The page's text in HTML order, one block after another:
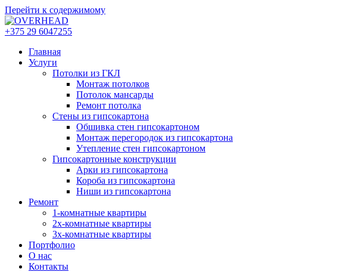
Перейти к содержимому
+375 29 6047255
Главная
Услуги
Потолки из ГКЛ
Монтаж потолков
Потолок мансарды
Ремонт потолка
Cтены из гипсокартона
Обшивка стен гипсокартоном
Монтаж перегородок из гипсокартона
Утепление стен гипсокартоном
Гипсокартонные конструкции
Арки из гипсокартона
Короба из гипсокартона
Ниши из гипсокартона
Ремонт
1-комнатные квартиры
2х-комнатные квартиры
3х-комнатные квартиры
Портфолио
О нас
Контакты